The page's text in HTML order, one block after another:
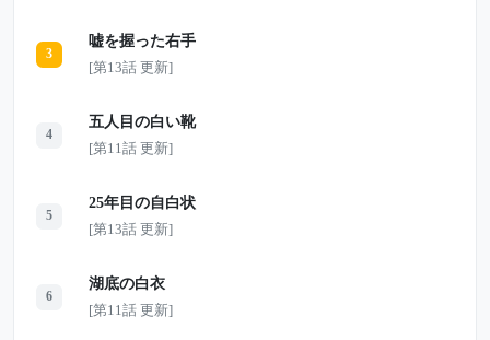
て、彼女が最後に信じた相手は、何者だっ
たのか――。
3
嘘を握った右手
[第13話 更新]
4
五人目の白い靴
[第11話 更新]
5
25年目の自白状
[第13話 更新]
6
湖底の白衣
[第11話 更新]